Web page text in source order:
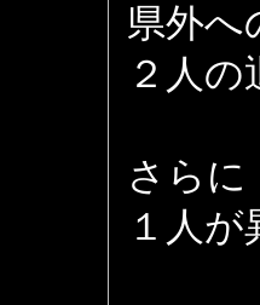
県外へ
２人
さらに
１人